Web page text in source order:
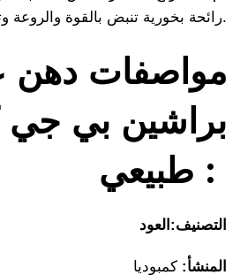
رائحة بخورية تنبض بالقوة والروعة وتستمر طويلاً.
مواصفات دهن
براشين بي جي
طبيعي :
التصنيف: العود
المنشأ: كمبوديا